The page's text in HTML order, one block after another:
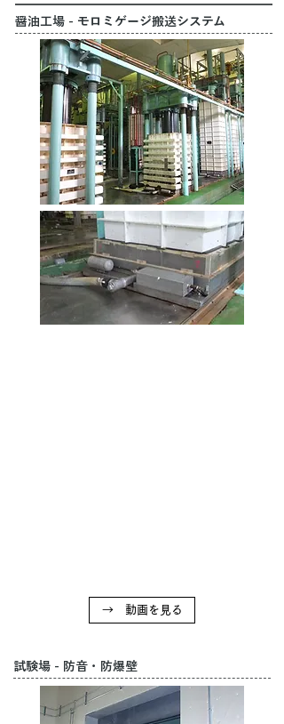
醤油工場 - モロミゲージ搬送システム
→ 動画を見る
試験場 - 防音・防爆壁